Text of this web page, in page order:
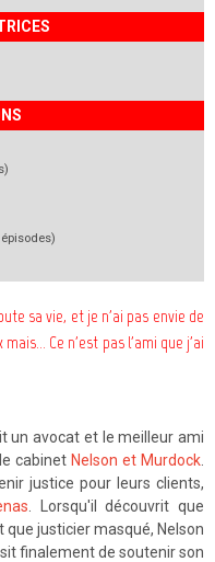
épisodes)
sa vie, et je n'ai pas envie de
Ce n'est pas l'ami que j'ai
un avocat et le meilleur ami
cabinet Nelson et Murdock
justice pour leurs clients,
. Lorsqu'il découvrit que
justicier masqué, Nelson
finalement de soutenir son